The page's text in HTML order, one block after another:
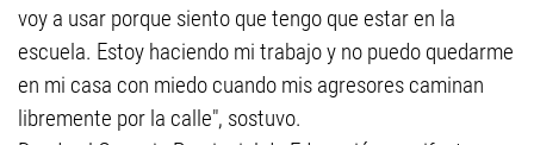
voy a usar porque siento que tengo que estar en la
escuela. Estoy haciendo mi trabajo y no puedo quedarme
en mi casa con miedo cuando mis agresores caminan
libremente por la calle", sostuvo.